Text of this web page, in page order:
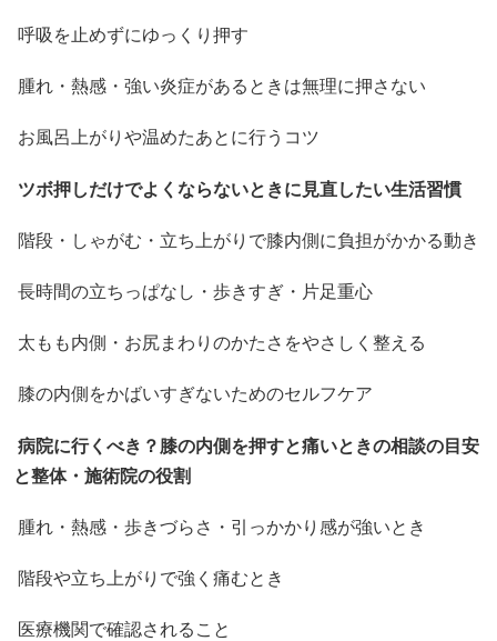
呼吸を止めずにゆっくり押す
腫れ・熱感・強い炎症があるときは無理に押さない
お風呂上がりや温めたあとに行うコツ
ツボ押しだけでよくならないときに見直したい生活習慣
階段・しゃがむ・立ち上がりで膝内側に負担がかかる動き
長時間の立ちっぱなし・歩きすぎ・片足重心
太もも内側・お尻まわりのかたさをやさしく整える
膝の内側をかばいすぎないためのセルフケア
病院に行くべき？膝の内側を押すと痛いときの相談の目安
と整体・施術院の役割
腫れ・熱感・歩きづらさ・引っかかり感が強いとき
階段や立ち上がりで強く痛むとき
医療機関で確認されること